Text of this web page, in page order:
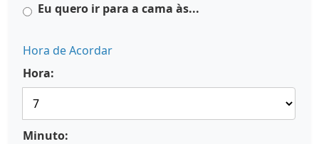
Eu quero ir para a cama às...
Hora de Acordar
Hora:
Minuto: